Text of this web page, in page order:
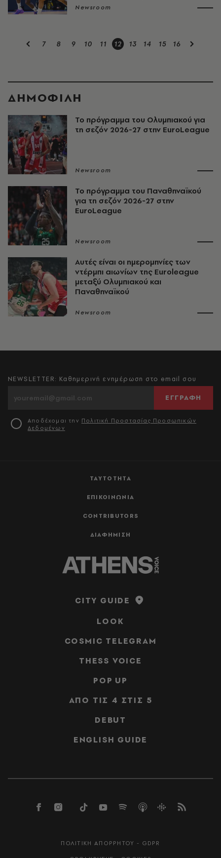
Newsroom
7 8 9 10 11 12 13 14 15 16
ΔΗΜΟΦΙΛΗ
Το πρόγραμμα του Ολυμπιακού για
τη σεζόν 2026-27 στην EuroLeague
Newsroom
Το πρόγραμμα του Παναθηναϊκού
για τη σεζόν 2026-27 στην
EuroLeague
Newsroom
Αυτές είναι οι ημερομηνίες των
ντέρμπι αιωνίων της Euroleague
μεταξύ Ολυμπιακού και
Παναθηναϊκού
Newsroom
ΤΑΥΤΟΤΗΤΑ
ΕΠΙΚΟΙΝΩΝΙΑ
CONTRIBUTORS
ΔΙΑΦΗΜΙΣΗ
NEWSLETTER: Καθημερινή ενημέρωση στο email σου
ΕΓΓΡΑΦΗ
Αποδέχομαι την Πολιτική Προστασίας Προσωπικών
Δεδομένων
CITY GUIDE
LOOK
COSMIC TELEGRAM
THESS VOICE
POP UP
ΑΠΟ ΤΙΣ 4 ΣΤΙΣ 5
DEBUT
ENGLISH GUIDE
ΠΟΛΙΤΙΚΗ ΑΠΟΡΡΗΤΟΥ - GDPR